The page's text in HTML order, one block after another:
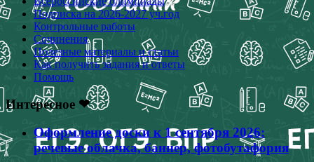
Подписка на 2026-2027 уч.год
Контрольные работы
Сочинения
Полезные материалы и статьи
Как получить задания и ответы
Помощь
Интересное ❤
Оформление доски к 1 сентября 2026:
речевые облачка, баннер, фотобутафория